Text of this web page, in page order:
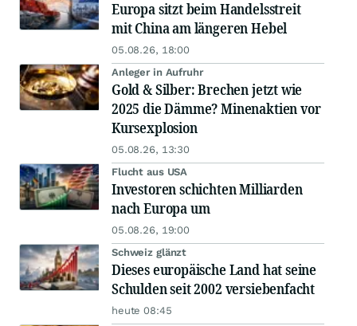
Europa sitzt beim Handelsstreit
mit China am längeren Hebel
05.08.26, 18:00
Anleger in Aufruhr
Gold & Silber: Brechen jetzt wie
2025 die Dämme? Minenaktien vor
Kursexplosion
05.08.26, 13:30
Flucht aus USA
Investoren schichten Milliarden
nach Europa um
05.08.26, 19:00
Schweiz glänzt
Dieses europäische Land hat seine
Schulden seit 2002 versiebenfacht
heute 08:45